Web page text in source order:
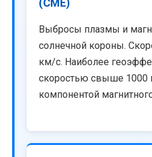
Выбросы плазмы и
солнечной короны.
км/с. Наиболее
скоростью свыше
компонентой